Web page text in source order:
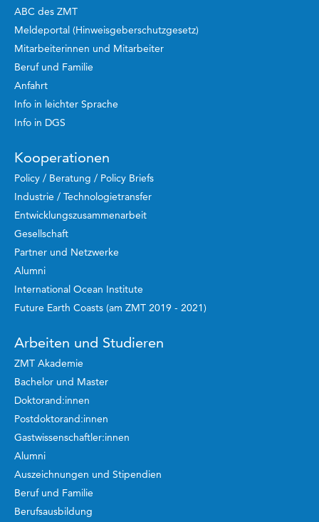
ABC des ZMT
Meldeportal (Hinweisgeberschutzgesetz)
Mitarbeiterinnen und Mitarbeiter
Beruf und Familie
Anfahrt
Info in leichter Sprache
Info in DGS
Kooperationen
Policy / Beratung / Policy Briefs
Industrie / Technologietransfer
Entwicklungszusammenarbeit
Gesellschaft
Partner und Netzwerke
Alumni
International Ocean Institute
Future Earth Coasts (am ZMT 2019 - 2021)
Arbeiten und Studieren
ZMT Akademie
Bachelor und Master
Doktorand:innen
Postdoktorand:innen
Gastwissenschaftler:innen
Alumni
Auszeichnungen und Stipendien
Beruf und Familie
Berufsausbildung